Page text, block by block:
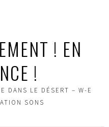
! EN
!
DANS LE DÉSERT – W-E
SONS